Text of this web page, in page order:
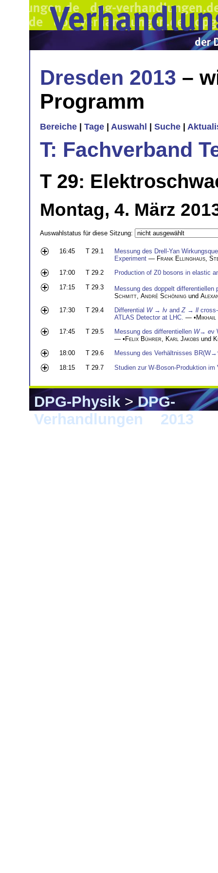
Dresden 2013 –
Programm
Bereiche Tage Auswahl Suche
T: Fachverband
T 29:
Montag, 4. März
Auswahlstatus für diese Sitzung:
16:45 T 29.1
Messung des Drell-Yan
Experiment — Frank Ellinghaus
17:00
T 29.2
Production of Z0 bosons in elastic
17:15
T 29.3
Messung des doppelt
Schmitt André Schöning und
17:30
T 29.4 Differential W→ lν and Z→ ll
ATLAS Detector at LHC. — •Mikhail
17:45
T 29.5 Messung des differentiellen W→ eν
— •Felix Bührer Karl Jakobs und
18:00
T 29.6
Messung des Verhältnisses
18:15
T 29.7 Studien zur W-Boson-Produktion
DPG-Physik>DPG-
Verhandlungen
2013